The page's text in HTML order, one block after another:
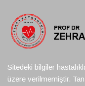
Sitedeki bilgiler
üzere verilmemiştir.